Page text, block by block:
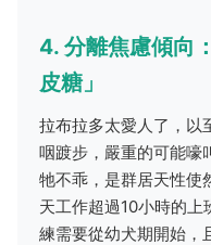
4. 分離焦慮傾向
皮糖」
拉布拉多太愛人了，以
咽踱步，嚴重的可能嚎
牠不乖，是群居天性使
天工作超過10小時的
練需要從幼犬期開始，